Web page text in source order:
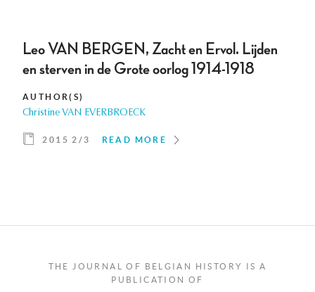
Leo VAN BERGEN, Zacht en Ervol. Lijden
en sterven in de Grote oorlog 1914-1918
AUTHOR(S)
Christine VAN EVERBROECK
2015 2/3 READ MORE
THE JOURNAL OF BELGIAN HISTORY IS A
PUBLICATION OF